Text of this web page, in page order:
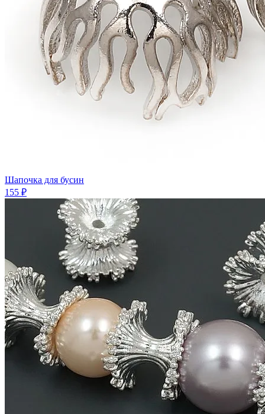
Шапочка для бусин
155 ₽